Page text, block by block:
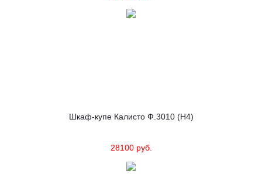
Шкаф-купе Калисто Ф.3010 (Н4)
28100 руб.